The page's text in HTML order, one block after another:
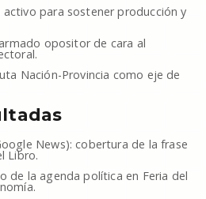
para sostener producción y
opositor de cara al
Nación-Provincia como eje de
News): cobertura de la frase
Libro.
de la agenda política en Feria del